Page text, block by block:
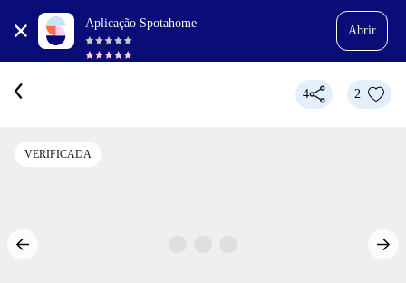
Aplicação Spotahome
Abrir
4 2
VERIFICADA